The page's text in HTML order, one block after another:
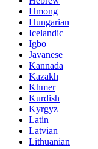
Hmong
Hungarian
Icelandic
Igbo
Javanese
Kannada
Kazakh
Khmer
Kurdish
Kyrgyz
Latin
Latvian
Lithuanian